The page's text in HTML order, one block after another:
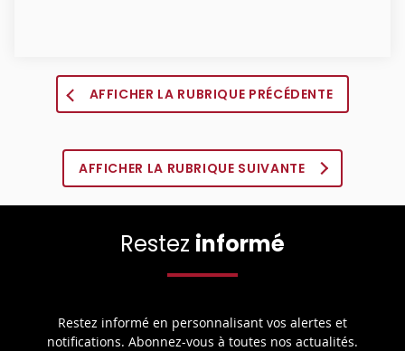
AFFICHER LA RUBRIQUE PRÉCÉDENTE
AFFICHER LA RUBRIQUE SUIVANTE
Restez informé
Restez informé en personnalisant vos alertes et
notifications. Abonnez-vous à toutes nos actualités.